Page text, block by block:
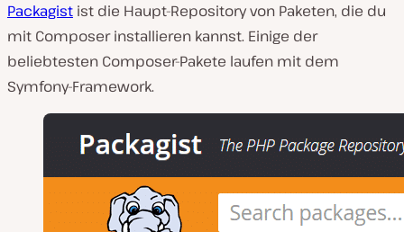
Packagist ist die Haupt-Repository von Paketen, die du
mit Composer installieren kannst. Einige der
beliebtesten Composer-Pakete laufen mit dem
Symfony-Framework.